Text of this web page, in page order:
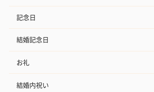
記念日
結婚記念日
お礼
結婚内祝い